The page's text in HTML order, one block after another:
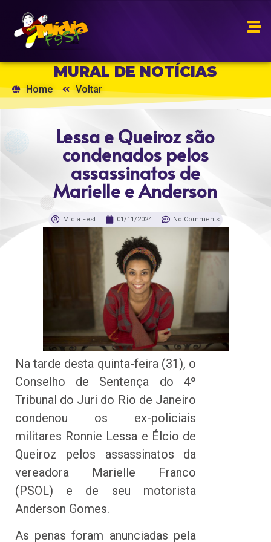
MURAL DE NOTÍCIAS
Home Voltar
Lessa e Queiroz são
condenados pelos
assassinatos de
Marielle e Anderson
Mídia Fest 01/11/2024 No Comments
Na tarde desta quinta-feira (31), o
Conselho de Sentença do 4º
Tribunal do Juri do Rio de Janeiro
condenou os ex-policiais
militares Ronnie Lessa e Élcio de
Queiroz pelos assassinatos da
vereadora Marielle Franco
(PSOL) e de seu motorista
Anderson Gomes.
As penas foram anunciadas pela